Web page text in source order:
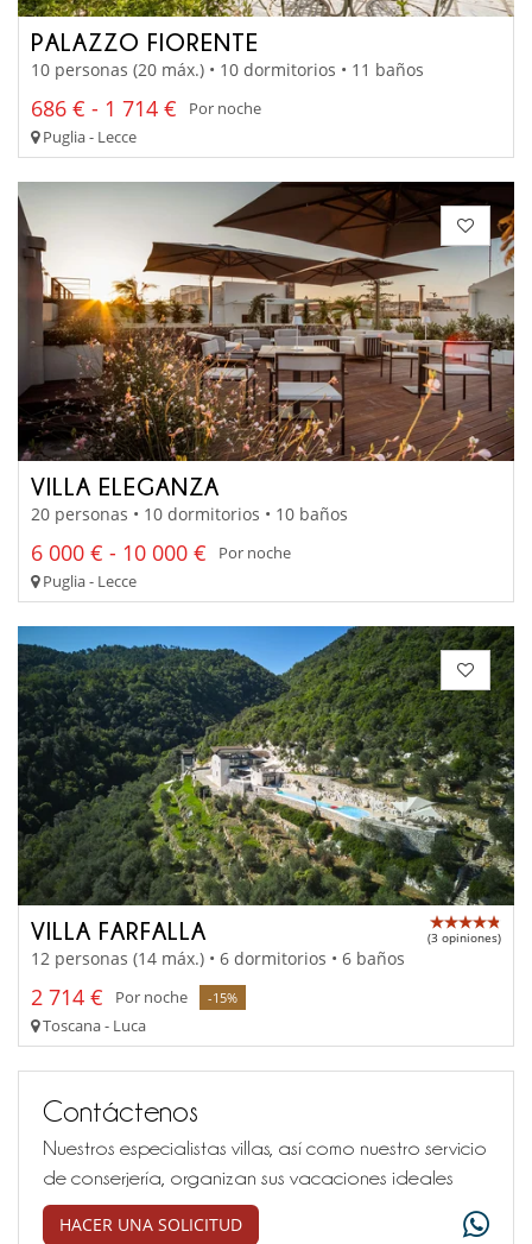
PALAZZO FIORENTE
10 personas (20 máx.) • 10 dormitorios • 11 baños
686 € - 1 714 €
Por noche
Puglia - Lecce
VILLA ELEGANZA
20 personas • 10 dormitorios • 10 baños
6 000 € - 10 000 €
Por noche
Puglia - Lecce
VILLA FARFALLA (3 opiniones)
12 personas (14 máx.) • 6 dormitorios • 6 baños
2 714 € Por noche -15%
Toscana - Luca
Contáctenos
Nuestros especialistas villas, así como nuestro servicio
de conserjería, organizan sus vacaciones ideales
HACER UNA SOLICITUD